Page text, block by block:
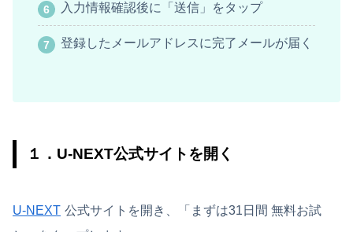
入力情報確認後に「送信」をタップ
登録したメールアドレスに完了メールが届く
１．U-NEXT公式サイトを開く
U-NEXT 公式サイトを開き、「まずは31日間 無料お試